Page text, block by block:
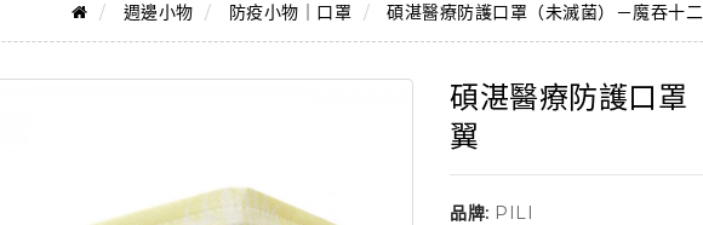
週邊小物 防疫小物｜口罩 碩湛醫療防護口罩（未滅菌）－魔吞十
碩湛醫療防護口罩
翼
品牌: PILI